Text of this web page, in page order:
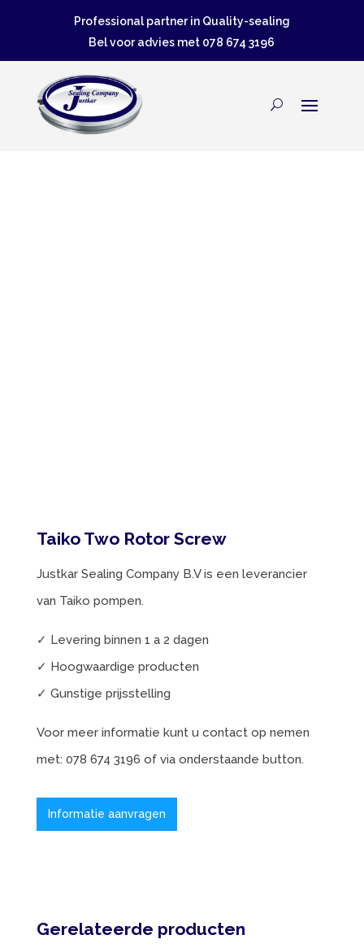
Professional partner in Quality-sealing
Bel voor advies met 078 674 3196
Taiko Two Rotor Screw
Justkar Sealing Company B.V is een leverancier
van Taiko pompen.
✓ Levering binnen 1 a 2 dagen
✓ Hoogwaardige producten
✓ Gunstige prijsstelling
Voor meer informatie kunt u contact op nemen
met: 078 674 3196 of via onderstaande button.
Informatie aanvragen
Gerelateerde producten